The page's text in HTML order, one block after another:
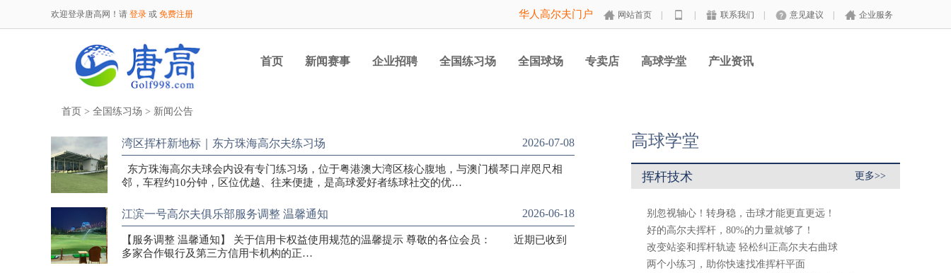
欢迎登录唐高网！请 登录 或 免费注册 华人高尔夫门户 网站首页 联系我们 意见建议 企业服务
首页 新闻赛事 企业招聘 全国练习场 全国球场 专卖店 高球学堂 产业资讯
首页 > 全国练习场 > 新闻公告
湾区挥杆新地标｜东方珠海高尔夫练习场 2026-07-08
东方珠海高尔夫球会内设有专门练习场，位于粤港澳大湾区核心腹地，与澳门横琴口岸咫尺相
邻，车程约10分钟，区位优越、往来便捷，是高球爱好者练球社交的优…
江滨一号高尔夫俱乐部服务调整 温馨通知 2026-06-18
【服务调整 温馨通知】 关于信用卡权益使用规范的温馨提示 尊敬的各位会员： 近期已收到
多家合作银行及第三方信用卡机构的正…
高球学堂
挥杆技术 更多>>
别忽视轴心！转身稳，击球才能更直更远！
好的高尔夫挥杆，80%的力量就够了！
改变站姿和挥杆轨迹 轻松纠正高尔夫右曲球
两个小练习，助你快速找准挥杆平面